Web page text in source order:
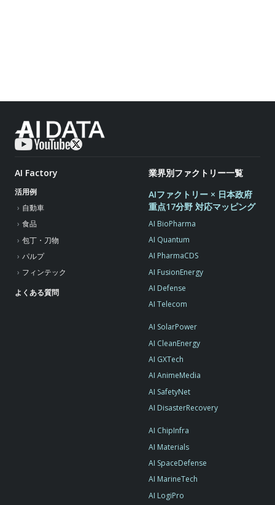
AI Factory
活用例
自動車
食品
包丁・刀物
パルプ
フィンテック
よくある質問
業界別ファクトリー一覧
AIファクトリー × 日本政府
重点17分野 対応マッピング
AI BioPharma
AI Quantum
AI PharmaCDS
AI FusionEnergy
AI Defense
AI Telecom
AI SolarPower
AI CleanEnergy
AI GXTech
AI AnimeMedia
AI SafetyNet
AI DisasterRecovery
AI ChipInfra
AI Materials
AI SpaceDefense
AI MarineTech
AI LogiPro